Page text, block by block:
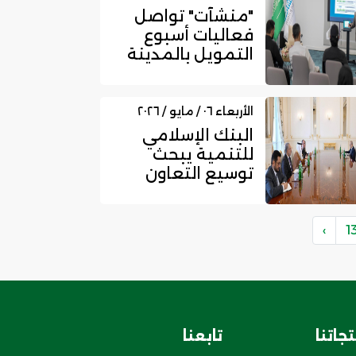
"منشآت" تواصل
فعاليات أسبوع
التمويل بالمدينة
الأربعاء ٠٦ / مايو / ٢٠٢٦
البنك الإسلامي
للتنمية يبحث
توسيع التعاون
›
تابعنا